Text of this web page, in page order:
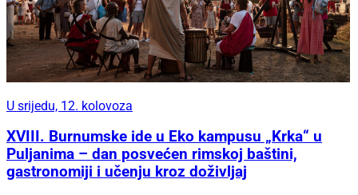
U srijedu, 12. kolovoza
XVIII. Burnumske ide u Eko kampusu „Krka“ u
Puljanima – dan posvećen rimskoj baštini,
gastronomiji i učenju kroz doživljaj